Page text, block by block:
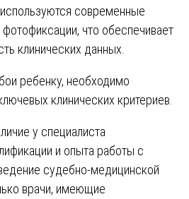
современные
что обеспечивает
клинических данных.
ребенку, необходимо
клинических критериев.
у специалиста
и опыта работы с
судебно-медицинской
врачи, имеющие